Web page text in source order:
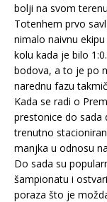
bolji na svom
Totenhem prvo
nimalo naivnu
kolu kada je bilo
bodova, a to je po
narednu fazu
Kada se radi o
prestonice do sada
trenutno
manjka u odnosu
Do sada su
šampionatu i
poraza što je